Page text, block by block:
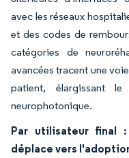
avec les réseaux
et des codes de
catégories de
avancées tracent une
patient, élargissant
neurophotonique.
Par utilisateur final
déplace vers